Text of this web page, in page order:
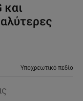
και
Υποχρεωτικό πεδίο